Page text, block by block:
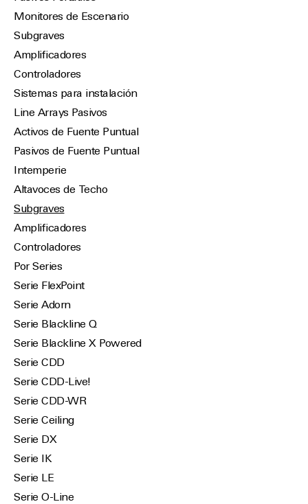
Monitores de Escenario
Subgraves
Amplificadores
Controladores
Sistemas para instalación
Line Arrays Pasivos
Activos de Fuente Puntual
Pasivos de Fuente Puntual
Intemperie
Altavoces de Techo
Subgraves
Amplificadores
Controladores
Por Series
Serie FlexPoint
Serie Adorn
Serie Blackline Q
Serie Blackline X Powered
Serie CDD
Serie CDD-Live!
Serie CDD-WR
Serie Ceiling
Serie DX
Serie IK
Serie LE
Serie O-Line